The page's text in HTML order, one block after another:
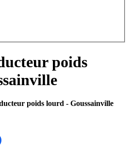
poids
poids lourd - Goussainville